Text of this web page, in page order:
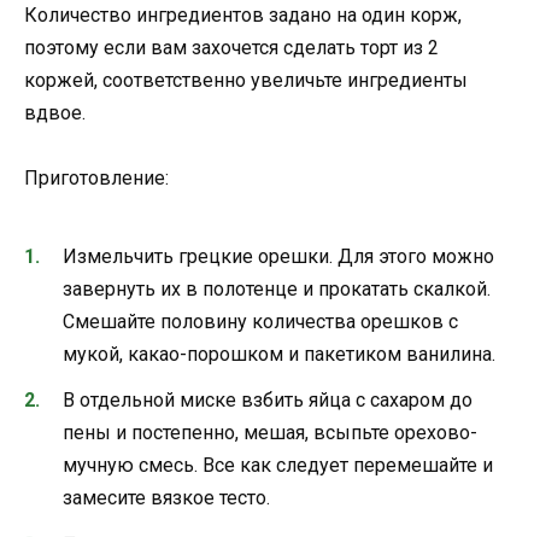
Количество ингредиентов задано на один корж,
поэтому если вам захочется сделать торт из 2
коржей, соответственно увеличьте ингредиенты
вдвое.
Приготовление:
Измельчить грецкие орешки. Для этого можно
завернуть их в полотенце и прокатать скалкой.
Смешайте половину количества орешков с
мукой, какао-порошком и пакетиком ванилина.
В отдельной миске взбить яйца с сахаром до
пены и постепенно, мешая, всыпьте орехово-
мучную смесь. Все как следует перемешайте и
замесите вязкое тесто.